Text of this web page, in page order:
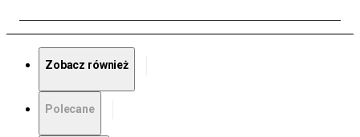
Zobacz również
Polecane